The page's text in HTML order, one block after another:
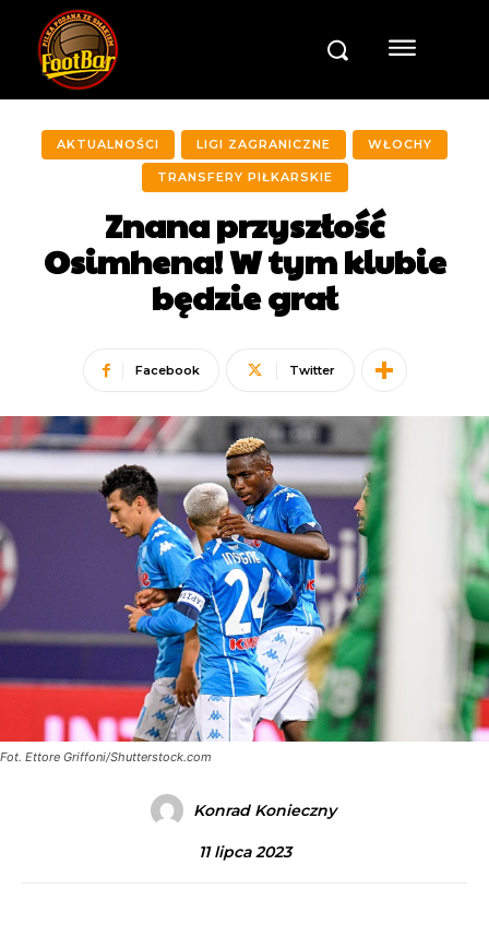
AKTUALNOŚCI LIGI ZAGRANICZNE WŁOCHY
TRANSFERY PIŁKARSKIE
Znana przyszłość
Osimhena! W tym klubie
będzie grał
Facebook Twitter
Fot. Ettore Griffoni/Shutterstock.com
Konrad Konieczny
11 lipca 2023